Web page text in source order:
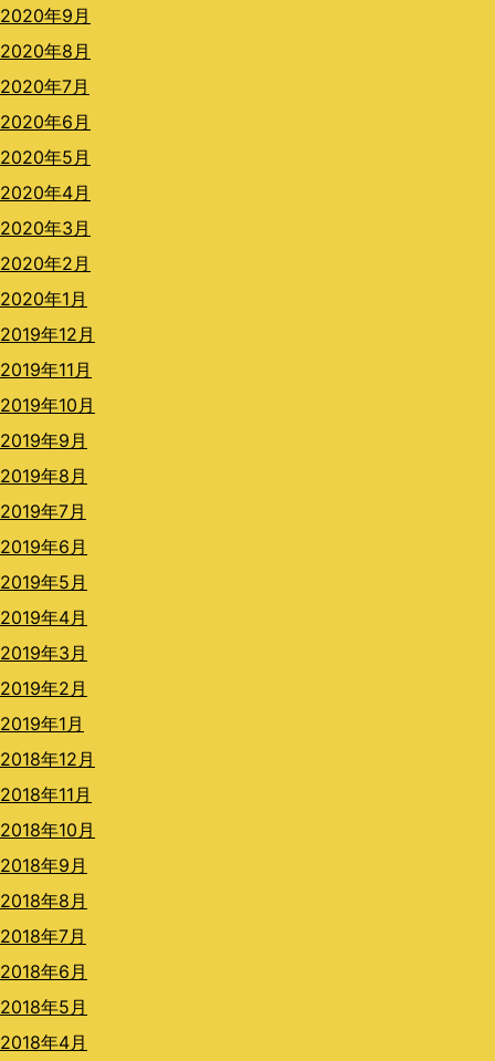
2020年9月
2020年8月
2020年7月
2020年6月
2020年5月
2020年4月
2020年3月
2020年2月
2020年1月
2019年12月
2019年11月
2019年10月
2019年9月
2019年8月
2019年7月
2019年6月
2019年5月
2019年4月
2019年3月
2019年2月
2019年1月
2018年12月
2018年11月
2018年10月
2018年9月
2018年8月
2018年7月
2018年6月
2018年5月
2018年4月